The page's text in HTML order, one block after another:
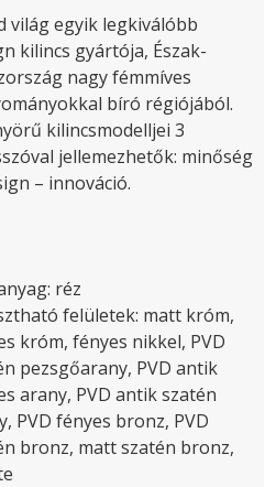
világ egyik legkiválóbb
kilincs gyártója, Észak-
nagy fémmíves
bíró régiójából.
kilincsmodelljei 3
jellemezhetők: minőség
– innováció.
réz
felületek: matt króm,
króm, fényes nikkel, PVD
pezsgőarany, PVD antik
arany, PVD antik szatén
PVD fényes bronz, PVD
bronz, matt szatén bronz,